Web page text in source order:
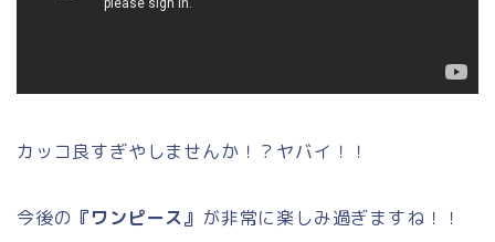
カッコ良すぎやしませんか！？ヤバイ！！
今後の 『ワンピース』 が非常に楽しみ過ぎますね！！